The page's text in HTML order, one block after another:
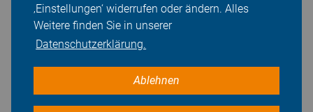
‚Einstellungen‘ widerrufen oder ändern. Alles
Weitere finden Sie in unserer
Datenschutzerklärung.
Ablehnen
Bleiben Sie in Kontakt